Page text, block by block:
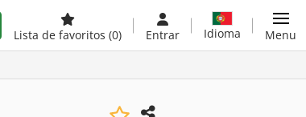
Lista de favoritos (0) Entrar Idioma Menu